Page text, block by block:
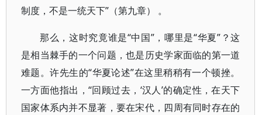
制度，不是一统天下”（第九章） 。
那么，这时究竟谁是“中国”，哪里是“华夏”？这
是相当棘手的一个问题，也是历史学家面临的第一道
难题。许先生的“华夏论述”在这里稍稍有一个顿挫。
一方面他指出，“回顾过去，‘汉人’的确定性，在天下
国家体系内并不显著，要在宋代，四周有同时存在的